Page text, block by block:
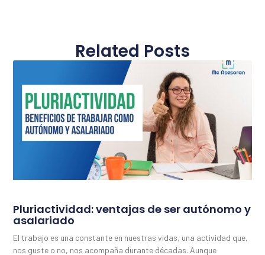
Related Posts
Pluriactividad: ventajas de ser autónomo y
asalariado
El trabajo es una constante en nuestras vidas, una actividad que,
nos guste o no, nos acompaña durante décadas. Aunque